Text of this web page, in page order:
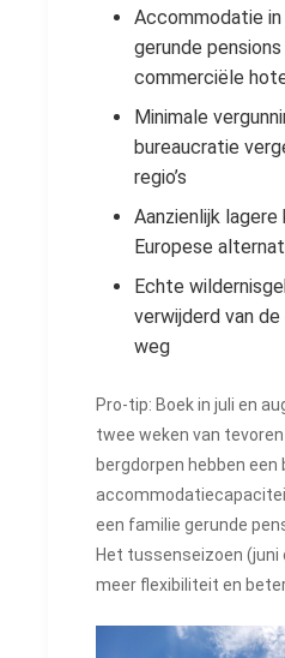
Accommodatie
gerunde
commerciële
Minimale
bureaucratie
regio’s
Aanzienlijk
Europese
Echte
verwijderd van
weg
Pro-tip: Boek in juli en
twee weken van tevoren
bergdorpen hebben een
een familie gerunde
Het tussenseizoen
meer flexibiliteit en